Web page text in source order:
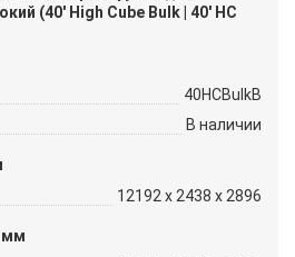
(40′ High Cube Bulk | 40′ HC
40HCBulkB
В наличии
12192 x 2438 x 2896
мм